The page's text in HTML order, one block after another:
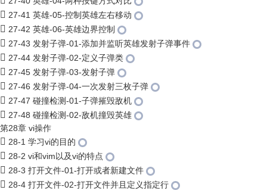
27-41 英雄-05-控制英雄左右移动
27-42 英雄-06-英雄边界控制
27-43 发射子弹-01-添加并监听英雄发射子弹事件
27-44 发射子弹-02-定义子弹类
27-45 发射子弹-03-发射子弹
27-46 发射子弹-04-一次发射三枚子弹
27-47 碰撞检测-01-子弹摧毁敌机
27-48 碰撞检测-02-敌机撞毁英雄
第28章 vi操作
28-1 学习vi的目的
28-2 vi和vim以及vi的特点
28-3 打开文件-01-打开或者新建文件
28-4 打开文件-02-打开文件并且定义指定行